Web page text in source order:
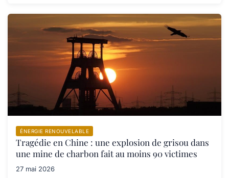
ÉNERGIE RENOUVELABLE
Tragédie en Chine : une explosion de grisou dans
une mine de charbon fait au moins 90 victimes
27 mai 2026